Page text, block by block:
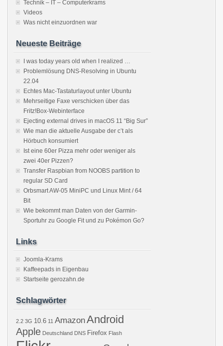
Technik – IT – Computerkrams
Videos
Was nicht einzuordnen war
Neueste Beiträge
I was today years old when I realized …
Problemlösung DNS-Resolving in Ubuntu
22.04
Echtes Mac-Tastaturlayout unter Ubuntu
Mehrseitige Faxe verschicken über das
Fritz!Box-Webinterface
Ejecting external drives in macOS 11 “Big Sur”
Wie man die aktuelle Ausgabe der c’t als
Hörbuch konsumiert
Ist eine 60er Pizza mehr oder weniger als
zwei 40er Pizzen?
Transfer Raspbian from NOOBS partition to
regular SD Card
Orbsmart AW-05 MiniPC und Linux Mint / 64
Bit
Wie bekommt man Daten von der Garmin-
Sportuhr zu Google Fit und zu Pokémon Go?
Links
Joomla-Krams
Kaffeepads in Eigenbau
Startseite gerozahn.de
Schlagwörter
2.2 3G 10.6 11 AmazonAndroid
Apple Deutschland DNS Firefox Flash